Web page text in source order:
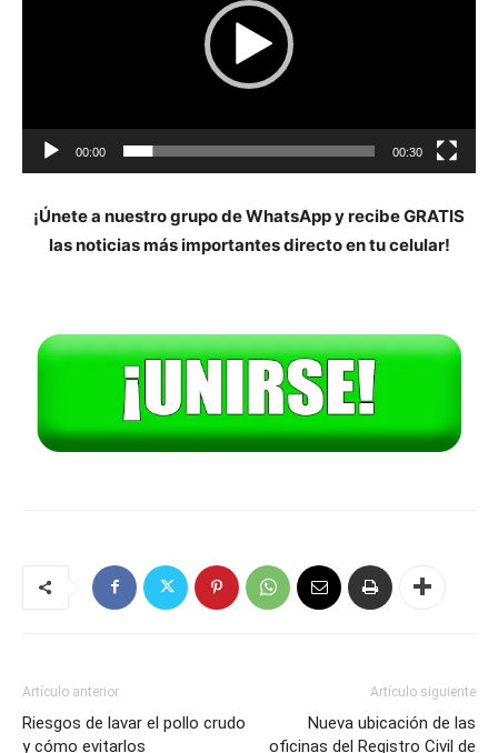
00:00 00:30
¡Únete a nuestro grupo de WhatsApp y recibe GRATIS
las noticias más importantes directo en tu celular!
Artículo anterior
Riesgos de lavar el pollo crudo
y cómo evitarlos
Artículo siguiente
Nueva ubicación de las
oficinas del Registro Civil de